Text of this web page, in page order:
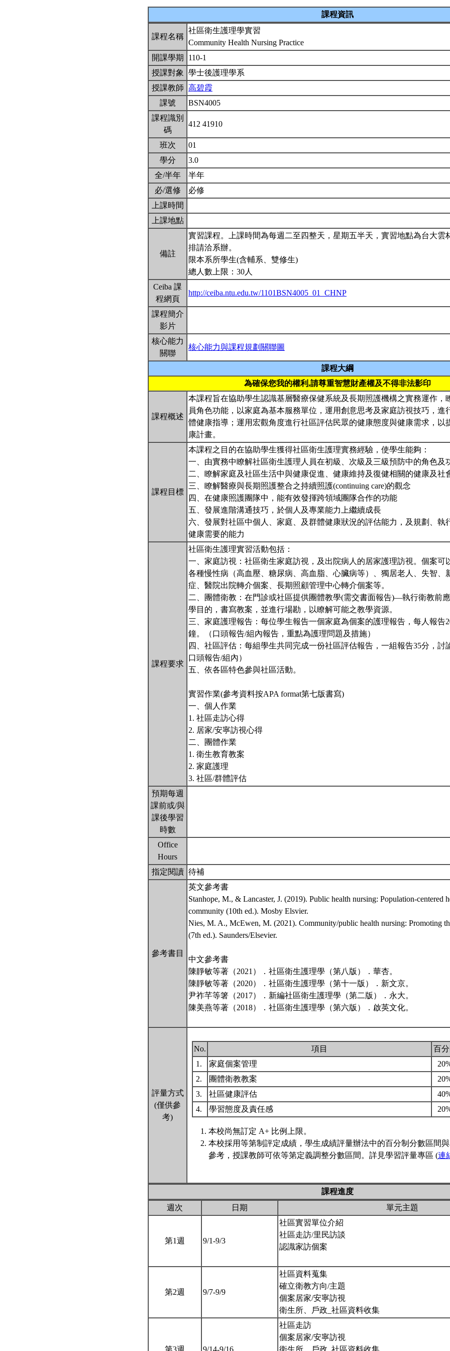
課程資訊
課程名稱
社區衛生護理學實習
Community Health Nursing Practice
開課學期
110-1
授課對象
學士後護理學系
授課教師 高碧霞
課號
BSN4005
課程識別
碼
412 41910
班次
01
學分
3.0
全/半年
半年
必/選修
必修
上課時間
上課地點
備註
實習課程。上課時間為每週二至四整天，星期五半天，實習地點為台大雲
排請洽系辦。
限本系所學生(含輔系、雙修生)
總人數上限：30人
Ceiba 課
程網頁
http://ceiba.ntu.edu.tw/1101BSN4005_01_CHNP
課程簡介
影片
核心能力
關聯
核心能力與課程規劃關聯圖
課程大綱
為確保您我的權利,請尊重智慧財產權及不得非法影印
課程概述
本課程旨在協助學生認識基層醫療保健系統及長期照護機構之實務運作，
員角色功能，以家庭為基本服務單位，運用創意思考及家庭訪視技巧，進
體健康指導；運用宏觀角度進行社區評估民眾的健康態度與健康需求，以
康計畫。
課程目標
本課程之目的在協助學生獲得社區衛生護理實務經驗，使學生能夠：
一、由實務中瞭解社區衛生護理人員在初級、次級及三級預防中的角色及
二、瞭解家庭及社區生活中與健康促進、健康維持及復健相關的健康及社
三、瞭解醫療與長期照護整合之持續照護(continuing care)的觀念
四、在健康照護團隊中，能有效發揮跨領域團隊合作的功能
五、發展進階溝通技巧，於個人及專業能力上繼續成長
六、發展對社區中個人、家庭、及群體健康狀況的評估能力，及規劃、執
健康需要的能力
課程要求
社區衛生護理實習活動包括：
一、家庭訪視：社區衛生家庭訪視，及出院病人的居家護理訪視。個案可
各種慢性病（高血壓、糖尿病、高血脂、心臟病等）、獨居老人、失智、
症、醫院出院轉介個案、長期照顧管理中心轉介個案等。
二、團體衛教：在門診或社區提供團體教學(需交書面報告)—執行衛教前
學目的，書寫教案，並進行場勘，以瞭解可能之教學資源。
三、家庭護理報告：每位學生報告一個家庭為個案的護理報告，每人報告
鐘。（口頭報告/組內報告，重點為護理問題及措施）
四、社區評估：每組學生共同完成一份社區評估報告，一組報告35分，討
口頭報告/組內）
五、依各區特色參與社區活動。
實習作業(參考資料按APA format第七版書寫)
一、個人作業
1. 社區走訪心得
2. 居家/安寧訪視心得
二、團體作業
1. 衛生教育教案
2. 家庭護理
3. 社區/群體評估
預期每週
課前或/與
課後學習
時數
Office
Hours
指定閱讀 待補
參考書目
英文參考書
Stanhope, M., & Lancaster, J. (2019). Public health nursing: Population-centered
community (10th ed.). Mosby Elsvier.
Nies, M. A., McEwen, M. (2021). Community/public health nursing: Promoting
(7th ed.). Saunders/Elsevier.
中文參考書
陳靜敏等著（2021）．社區衛生護理學（第八版）．華杏。
陳靜敏等著（2020）．社區衛生護理學（第十一版）．新文京。
尹祚芊等箸（2017）．新編社區衛生護理學（第二版）．永大。
陳美燕等著（2018）．社區衛生護理學（第六版）．啟英文化。
評量方式
(僅供參
考)
No. 項目 百
1.
家庭個案管理
2.
團體衛教教案
3.
社區健康評估
4.
學習態度及責任感
本校尚無訂定 A+ 比例上限。
本校採用等第制評定成績，學生成績評量辦法中的百分制分數區間
參考，授課教師可依等第定義調整分數區間。詳見學習評量專區 (連
課程進度
週次
日期 單元主題
第1週 9/1-9/3
社區實習單位介紹
社區走訪/里民訪談
認識家訪個案
第2週 9/7-9/9
社區資料蒐集
確立衛教方向/主題
個案居家/安寧訪視
衛生所、戶政_社區資料收集
第3週 9/14-9/16
社區走訪
個案居家/安寧訪視
衛生所、戶政_社區資料收集